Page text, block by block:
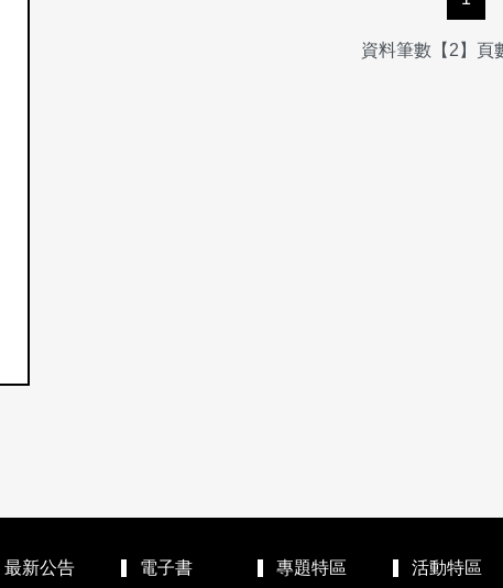
資料筆數【2】頁
最新公告 電子書 專題特區 活動特區